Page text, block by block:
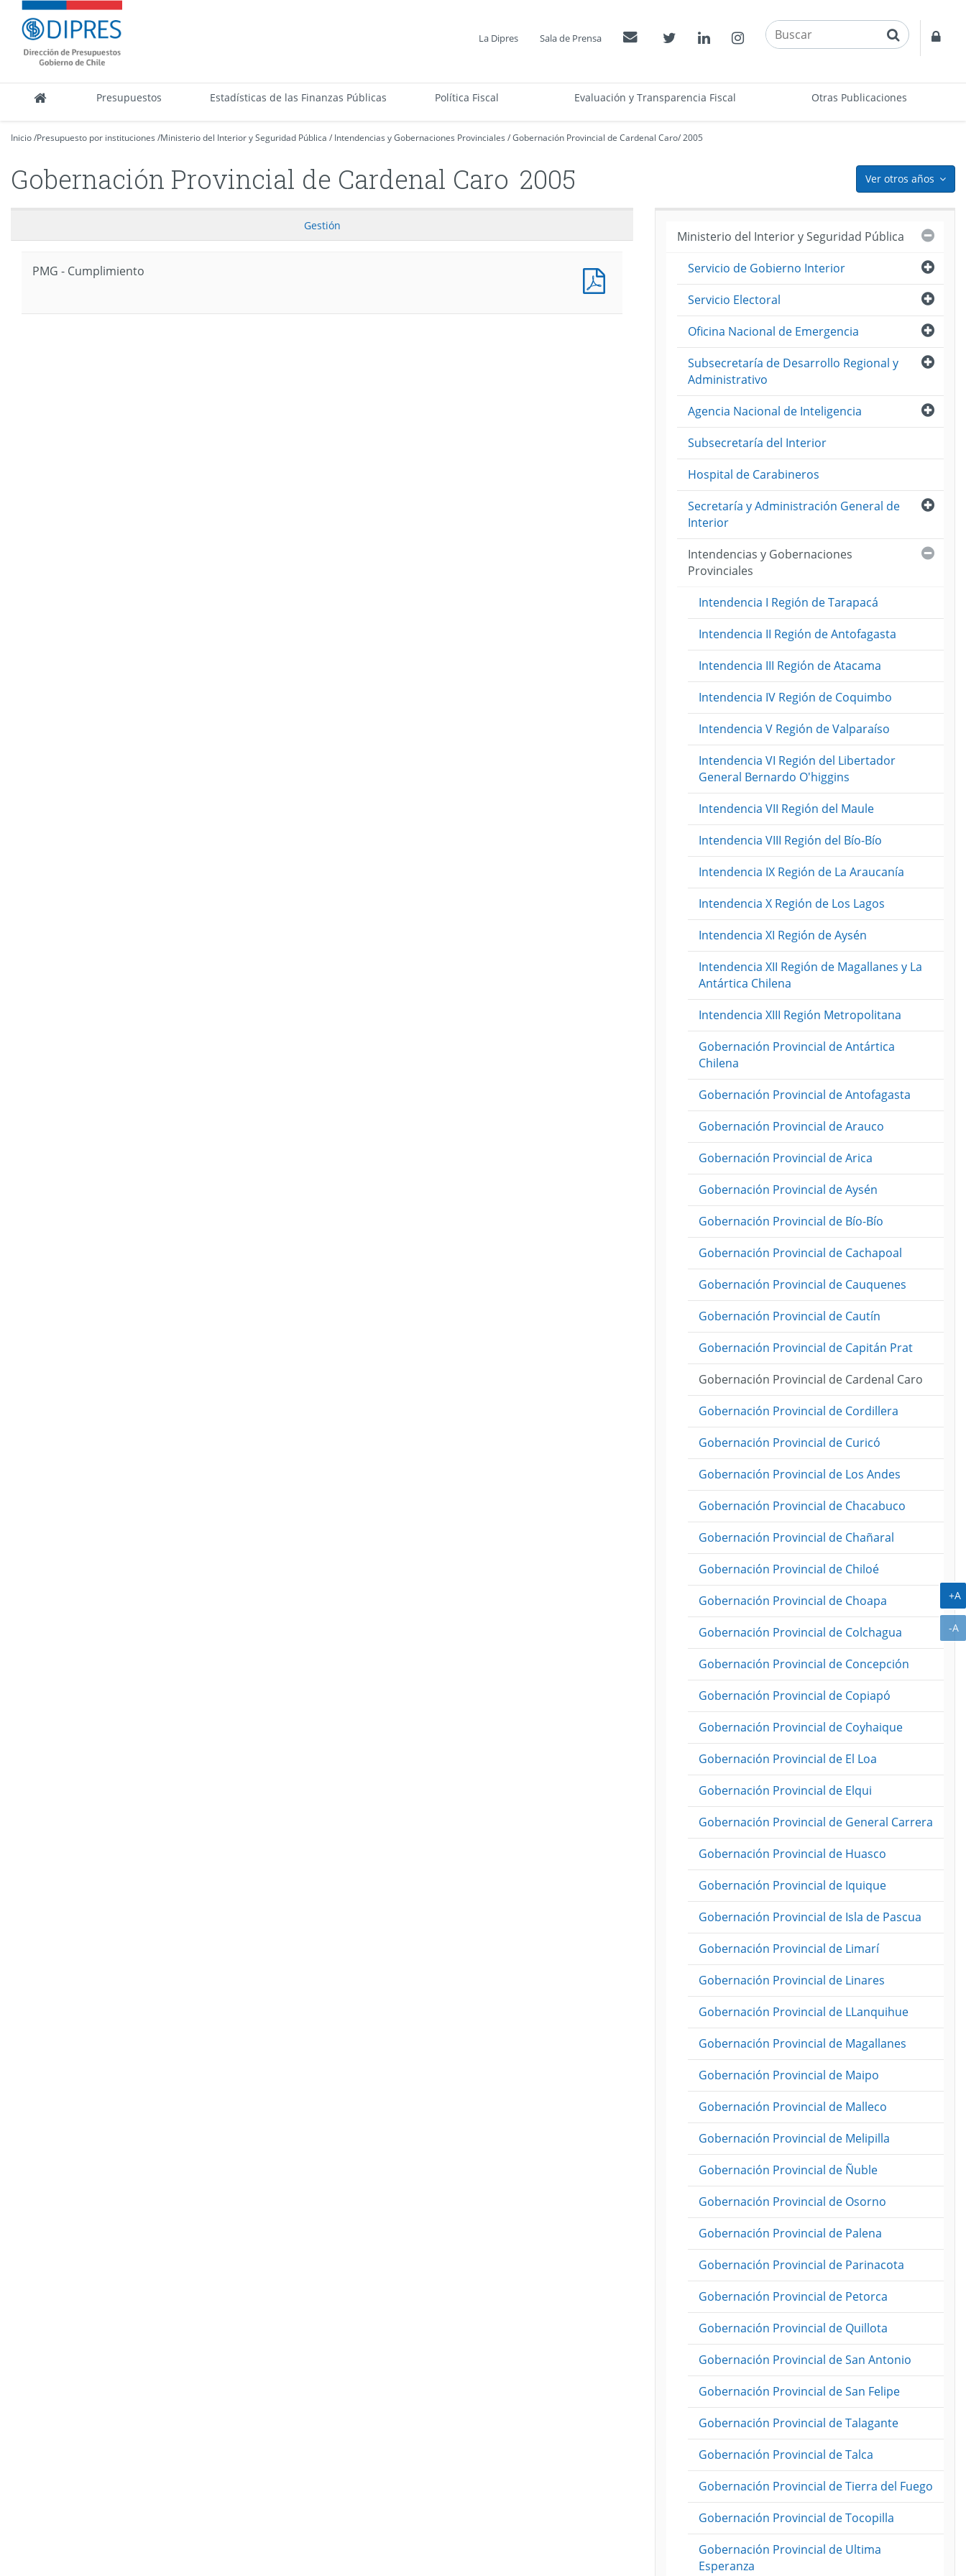
Contenido
principalDIPRES
-
Dirección
de
Presupuestos Estadísticas de las Finanzas Públicas Política Fiscal Evaluación y Transparencia Fiscal Otras Publicaciones
La Dipres Sala de Prensa Contactos Twitter LinkedinInstagram buscar
Inicio/Presupuesto por instituciones /Ministerio del Interior y Seguridad Pública / Intendencias y Gobernaciones Provinciales /Gobernación Provincial de Cardenal Caro/2005
Ver otros años
Gobernación Provincial de Cardenal Caro 2005
Gestión
PMG - Cumplimiento
Ministerio del Interior y Seguridad Pública
Abrir
Servicio de Gobierno Interior
Abrir
Servicio Electoral
Abrir
Oficina Nacional de Emergencia
Abrir
Subsecretaría de Desarrollo Regional y
Administrativo
Abrir
Agencia Nacional de Inteligencia
Subsecretaría del Interior
Hospital de Carabineros
Abrir
Secretaría y Administración General de
Interior
Intendencias y Gobernaciones
Provinciales
Intendencia I Región de Tarapacá
Intendencia II Región de Antofagasta
Intendencia III Región de Atacama
Intendencia IV Región de Coquimbo
Intendencia V Región de Valparaíso
Intendencia VI Región del Libertador
General Bernardo O'higgins
Intendencia VII Región del Maule
Intendencia VIII Región del Bío-Bío
Intendencia IX Región de La Araucanía
Intendencia X Región de Los Lagos
Intendencia XI Región de Aysén
Intendencia XII Región de Magallanes y La
Antártica Chilena
Intendencia XIII Región Metropolitana
Gobernación Provincial de Antártica
Chilena
Gobernación Provincial de Antofagasta
Gobernación Provincial de Arauco
Gobernación Provincial de Arica
Gobernación Provincial de Aysén
Gobernación Provincial de Bío-Bío
Gobernación Provincial de Cachapoal
Gobernación Provincial de Cauquenes
Gobernación Provincial de Cautín
Gobernación Provincial de Capitán Prat
Gobernación Provincial de Cardenal Caro
Gobernación Provincial de Cordillera
Gobernación Provincial de Curicó
Gobernación Provincial de Los Andes
Gobernación Provincial de Chacabuco
Gobernación Provincial de Chañaral
Gobernación Provincial de Chiloé
Gobernación Provincial de Choapa
Gobernación Provincial de Colchagua
Gobernación Provincial de Concepción
Gobernación Provincial de Copiapó
Gobernación Provincial de Coyhaique
Gobernación Provincial de El Loa
Gobernación Provincial de Elqui
Gobernación Provincial de General Carrera
Gobernación Provincial de Huasco
Gobernación Provincial de Iquique
Gobernación Provincial de Isla de Pascua
Gobernación Provincial de Limarí
Gobernación Provincial de Linares
Gobernación Provincial de LLanquihue
Gobernación Provincial de Magallanes
Gobernación Provincial de Maipo
Gobernación Provincial de Malleco
Gobernación Provincial de Melipilla
Gobernación Provincial de Ñuble
Gobernación Provincial de Osorno
Gobernación Provincial de Palena
Gobernación Provincial de Parinacota
Gobernación Provincial de Petorca
Gobernación Provincial de Quillota
Gobernación Provincial de San Antonio
Gobernación Provincial de San Felipe
Gobernación Provincial de Talagante
Gobernación Provincial de Talca
Gobernación Provincial de Tierra del Fuego
Gobernación Provincial de Tocopilla
Gobernación Provincial de Ultima
Esperanza
+A
-A